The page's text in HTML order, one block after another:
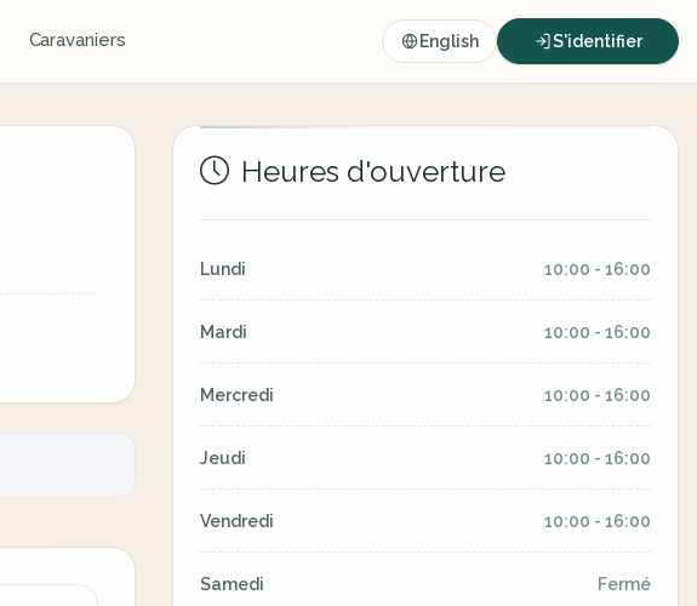
Caravaniers English S'identifier
Heures d'ouverture
Lundi 10:00 - 16:00
Mardi 10:00 - 16:00
Mercredi 10:00 - 16:00
Jeudi 10:00 - 16:00
Vendredi 10:00 - 16:00
Samedi Fermé